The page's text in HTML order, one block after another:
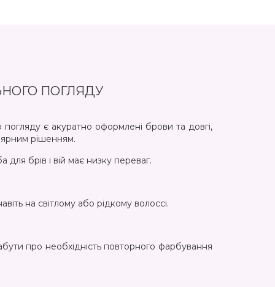
ПОГЛЯДУ
є акуратно оформлені брови та довгі,
рішенням.
для брів і вій має низку переваг.
на світлому або рідкому волоссі.
про необхідність повторного фарбування